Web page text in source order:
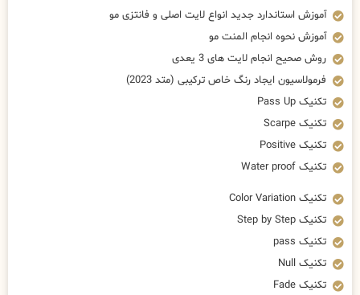
آموزش استاندارد جدید انواع لایت اصلی و فانتزی مو
آموزش نحوه انجام المنت مو
روش صحیح انجام لایت های 3 یعدی
فرمولاسیون ایجاد رنگ خاص ترکیبی (متد 2023)
تکنیک Pass Up
تکنیک Scarpe
تکنیک Positive
تکنیک Water proof
تکنیک Color Variation
تکنیک Step by Step
تکنیک pass
تکنیک Null
تکنیک Fade